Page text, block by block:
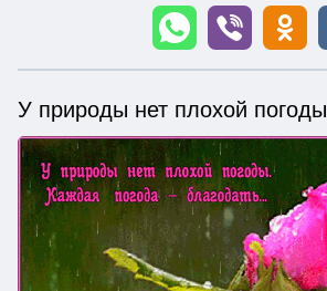
У природы нет плохой погоды